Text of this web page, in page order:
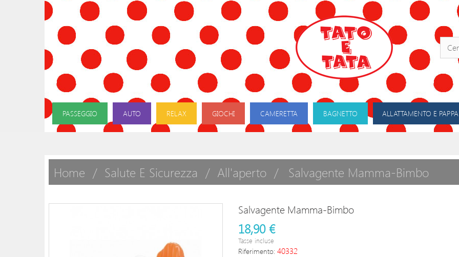
PASSEGGIO AUTO RELAX GIOCHI CAMERETTA BAGNETTO ALLATTAMENTO E PAPPA
Home Salute E Sicurezza All'aperto Salvagente Mamma-Bimbo
Salvagente Mamma-Bimbo
18,90 €
Tasse incluse
Riferimento: 40332